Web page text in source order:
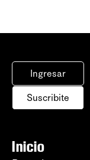
Ingresar
Suscribite
Inicio